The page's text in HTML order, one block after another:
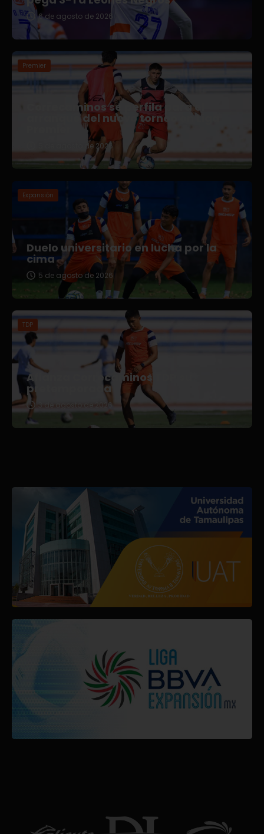
6 de agosto de 2026
Premier
Correcaminos se perfila para el
arranque del nuevo torneo en Liga
5 de agosto de 2026
Expansión
Duelo universitario en lucha por la
cima
5 de agosto de 2026
TDP
Afianza Correcaminos TDP su
pretemporada
3 de agosto de 2026